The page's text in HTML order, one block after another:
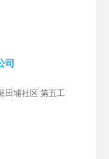
司
田埔社区 第五工